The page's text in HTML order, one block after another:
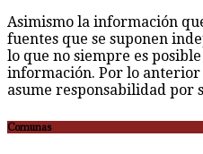
Asimismo la información
fuentes que se suponen
lo que no siempre es
información. Por lo
asume responsabilidad por
Comunas